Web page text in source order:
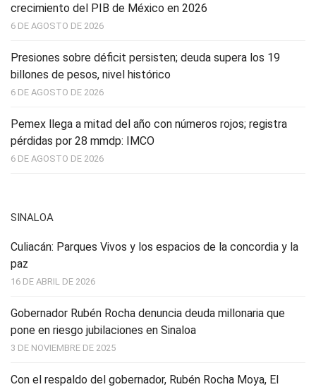
crecimiento del PIB de México en 2026
6 DE AGOSTO DE 2026
Presiones sobre déficit persisten; deuda supera los 19
billones de pesos, nivel histórico
6 DE AGOSTO DE 2026
Pemex llega a mitad del año con números rojos; registra
pérdidas por 28 mmdp: IMCO
6 DE AGOSTO DE 2026
SINALOA
Culiacán: Parques Vivos y los espacios de la concordia y la
paz
16 DE ABRIL DE 2026
Gobernador Rubén Rocha denuncia deuda millonaria que
pone en riesgo jubilaciones en Sinaloa
3 DE NOVIEMBRE DE 2025
Con el respaldo del gobernador, Rubén Rocha Moya, El